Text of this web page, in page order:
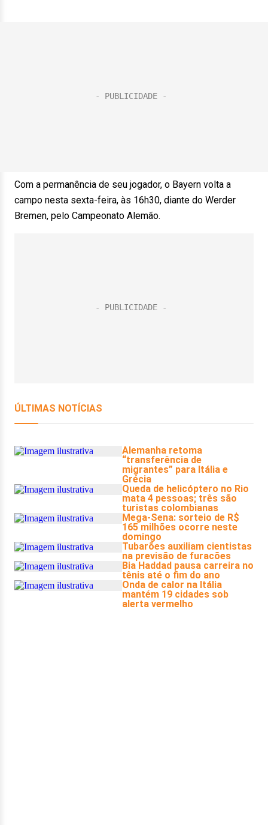
Com a permanência de seu jogador, o Bayern volta a
campo nesta sexta-feira, às 16h30, diante do Werder
Bremen, pelo Campeonato Alemão.